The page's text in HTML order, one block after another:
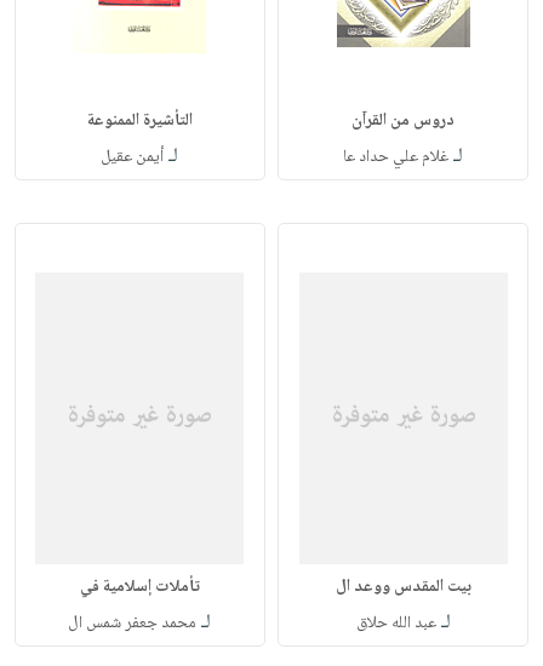
دروس من القرآن
لـغلام علي حداد عا
التأشيرة الممنوعة
لـأيمن عقيل
بيت المقدس ووعد ال
لـعبد الله حلاق
تأملات إسلامية في
لـ محمد جعفر شمس ال